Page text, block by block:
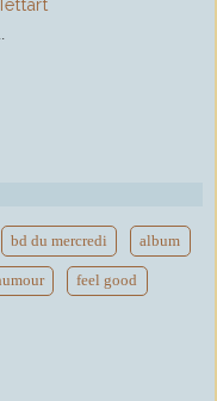
bd du mercredi album
feel good